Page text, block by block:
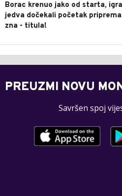
Borac krenuo jako od starta,
jedva dočekali početak
zna - titula!
PREUZMI NOVU
Savršen spoj